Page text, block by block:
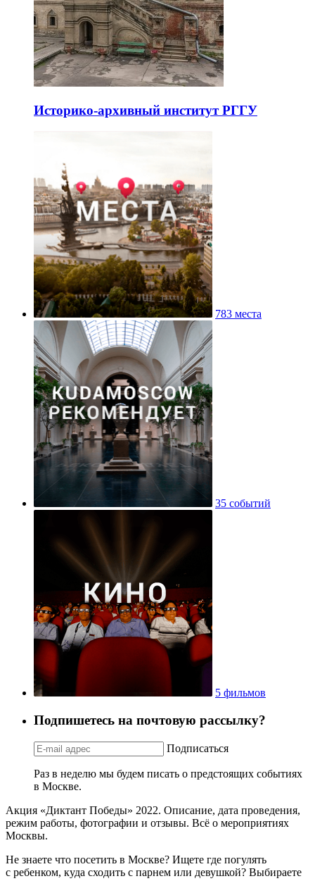
Историко-архивный институт РГГУ
783 места
35 событий
5 фильмов
Подпишетесь на почтовую рассылку?
Подписаться
Раз в неделю мы будем писать о предстоящих событиях
в Москве.
Акция «Диктант Победы» 2022. Описание, дата проведения,
режим работы, фотографии и отзывы. Всё о мероприятиях
Москвы.
Не знаете что посетить в Москве? Ищете где погулять
с ребенком, куда сходить с парнем или девушкой? Выбираете